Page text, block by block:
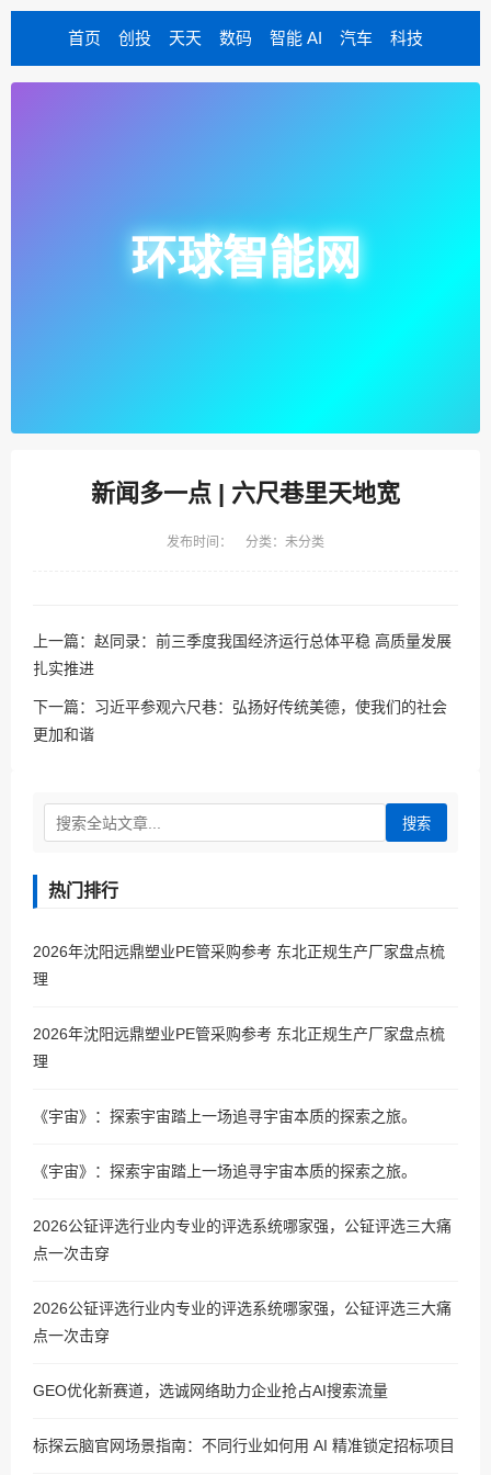
首页 创投 天天 数码 智能 AI 汽车 科技
环球智能网
新闻多一点 | 六尺巷里天地宽
发布时间： 分类：未分类
上一篇： 赵同录：前三季度我国经济运行总体平稳 高质量发展
扎实推进
下一篇： 习近平参观六尺巷：弘扬好传统美德，使我们的社会
更加和谐
搜索
热门排行
2026年沈阳远鼎塑业PE管采购参考 东北正规生产厂家盘点梳
理
2026年沈阳远鼎塑业PE管采购参考 东北正规生产厂家盘点梳
理
《宇宙》：探索宇宙踏上一场追寻宇宙本质的探索之旅。
《宇宙》：探索宇宙踏上一场追寻宇宙本质的探索之旅。
2026公钲评选行业内专业的评选系统哪家强，公钲评选三大痛
点一次击穿
2026公钲评选行业内专业的评选系统哪家强，公钲评选三大痛
点一次击穿
GEO优化新赛道，选诚网络助力企业抢占AI搜索流量
标探云脑官网场景指南：不同行业如何用 AI 精准锁定招标项目